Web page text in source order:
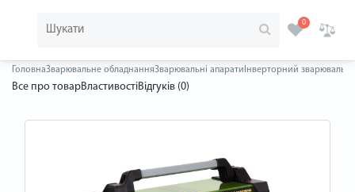
0
ГоловнаЗварювальне обладнанняЗварювальні апарати Інверторний
Все про товарВластивостіВідгуків (0)